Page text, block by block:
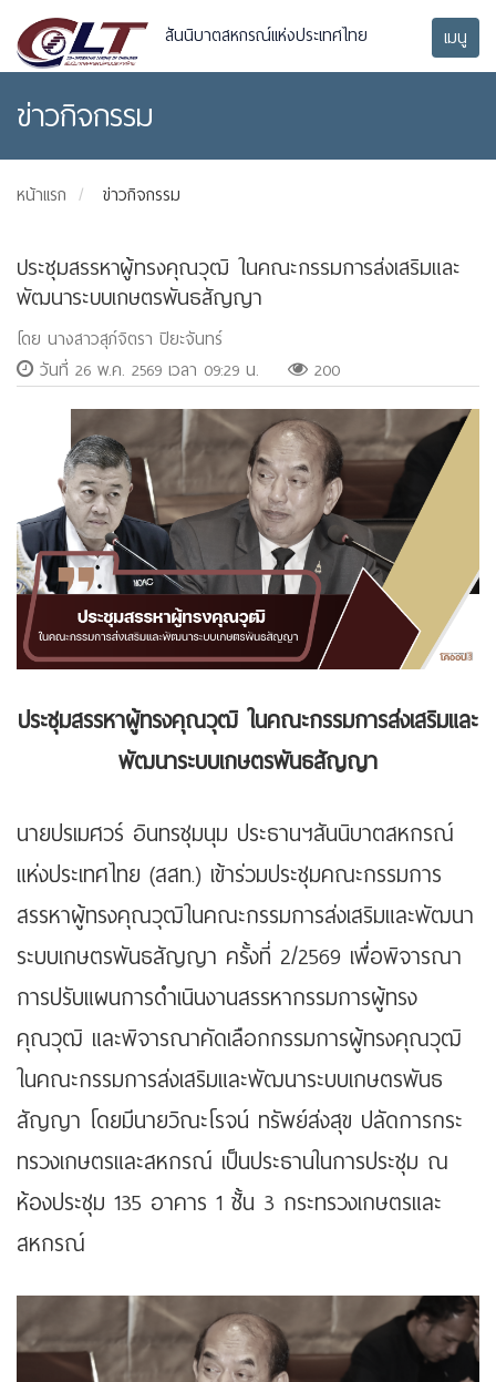
สันนิบาตสหกรณ์แห่งประเทศไทย เมนู
ข่าวกิจกรรม
หน้าแรก ข่าวกิจกรรม
ประชุมสรรหาผู้ทรงคุณวุฒิ ในคณะกรรมการส่งเสริมและ
พัฒนาระบบเกษตรพันธสัญญา
โดย นางสาวสุภ์จิตรา ปิยะจันทร์
วันที่ 26 พ.ค. 2569 เวลา 09:29 น.
200
ประชุมสรรหาผู้ทรงคุณวุฒิ ในคณะกรรมการส่งเสริมและ
พัฒนาระบบเกษตรพันธสัญญา
นายปรเมศวร์ อินทรชุมนุม ประธานฯสันนิบาตสหกรณ์
แห่งประเทศไทย (สสท.) เข้าร่วมประชุมคณะกรรมการ
สรรหาผู้ทรงคุณวุฒิในคณะกรรมการส่งเสริมและพัฒนา
ระบบเกษตรพันธสัญญา ครั้งที่ 2/2569 เพื่อพิจารณา
การปรับแผนการดำเนินงานสรรหากรรมการผู้ทรง
คุณวุฒิ และพิจารณาคัดเลือกกรรมการผู้ทรงคุณวุฒิ
ในคณะกรรมการส่งเสริมและพัฒนาระบบเกษตรพันธ
สัญญา โดยมีนายวิณะโรจน์ ทรัพย์ส่งสุข ปลัดการกระ
ทรวงเกษตรและสหกรณ์ เป็นประธานในการประชุม ณ
ห้องประชุม 135 อาคาร 1 ชั้น 3 กระทรวงเกษตรและ
สหกรณ์